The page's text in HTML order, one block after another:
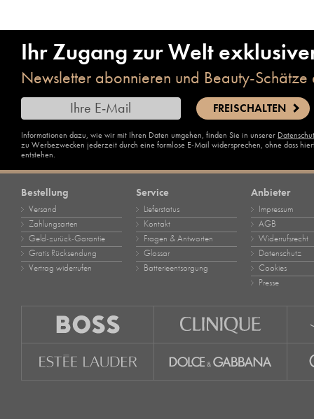
Ihr Zugang zur Welt
Newsletter abonnieren und Beauty-Schätze
FREISCHALTEN
Informationen dazu, wie wir mit Ihren Daten umgehen, finden Sie in unserer
zu Werbezwecken jederzeit durch eine formlose E-Mail widersprechen, ohne dass
entstehen.
Bestellung
Versand
Zahlungsarten
Geld‑zurück‑Garantie
Gratis Rücksendung
Vertrag widerrufen
Service
Lieferstatus
Kontakt
Fragen & Antworten
Glossar
Batterieentsorgung
Anbieter
Impressum
AGB
Widerrufsrecht
Datenschutz
Cookies
Presse